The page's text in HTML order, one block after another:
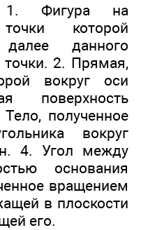
1. Фигура на
которой
данного
точки. 2. Прямая,
вокруг оси
поверхность
полученное
вокруг
4. Угол между
основания
вращением
в плоскости
его.